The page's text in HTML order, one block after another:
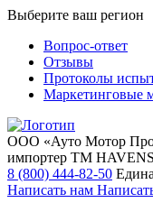
Выберите ваш регион
Вопрос-ответ
Отзывы
Протоколы
Маркетинговые
ООО «Ауто Мотор
импортер ТМ
8 (800) 444-82-50
Написать нам